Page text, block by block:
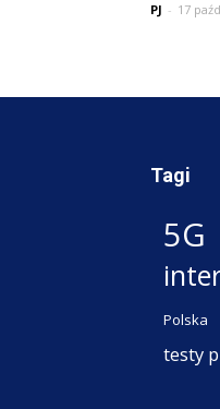
PJ - 17
Tagi
5G
Polska
testy